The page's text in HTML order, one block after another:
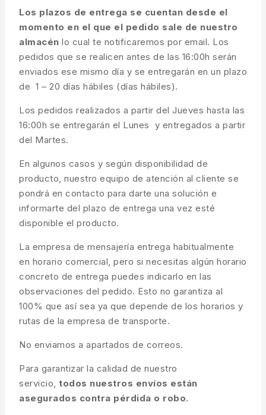
Los plazos de entrega se cuentan desde el
momento en el que el pedido sale de nuestro
almacén lo cual te notificaremos por email. Los
pedidos que se realicen antes de las 16:00h serán
enviados ese mismo día y se entregarán en un plazo
de 1 – 20 días hábiles (días hábiles).
Los pedidos realizados a partir del Jueves hasta las
16:00h se entregarán el Lunes y entregados a partir
del Martes.
En algunos casos y según disponibilidad de
producto, nuestro equipo de atención al cliente se
pondrá en contacto para darte una solución e
informarte del plazo de entrega una vez esté
disponible el producto.
La empresa de mensajería entrega habitualmente
en horario comercial, pero si necesitas algún horario
concreto de entrega puedes indicarlo en las
observaciones del pedido. Esto no garantiza al
100% que así sea ya que depende de los horarios y
rutas de la empresa de transporte.
No enviamos a apartados de correos.
Para garantizar la calidad de nuestro
servicio, todos nuestros envíos están
asegurados contra pérdida o robo.